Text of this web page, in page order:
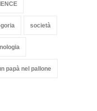
società
papà nel pallone